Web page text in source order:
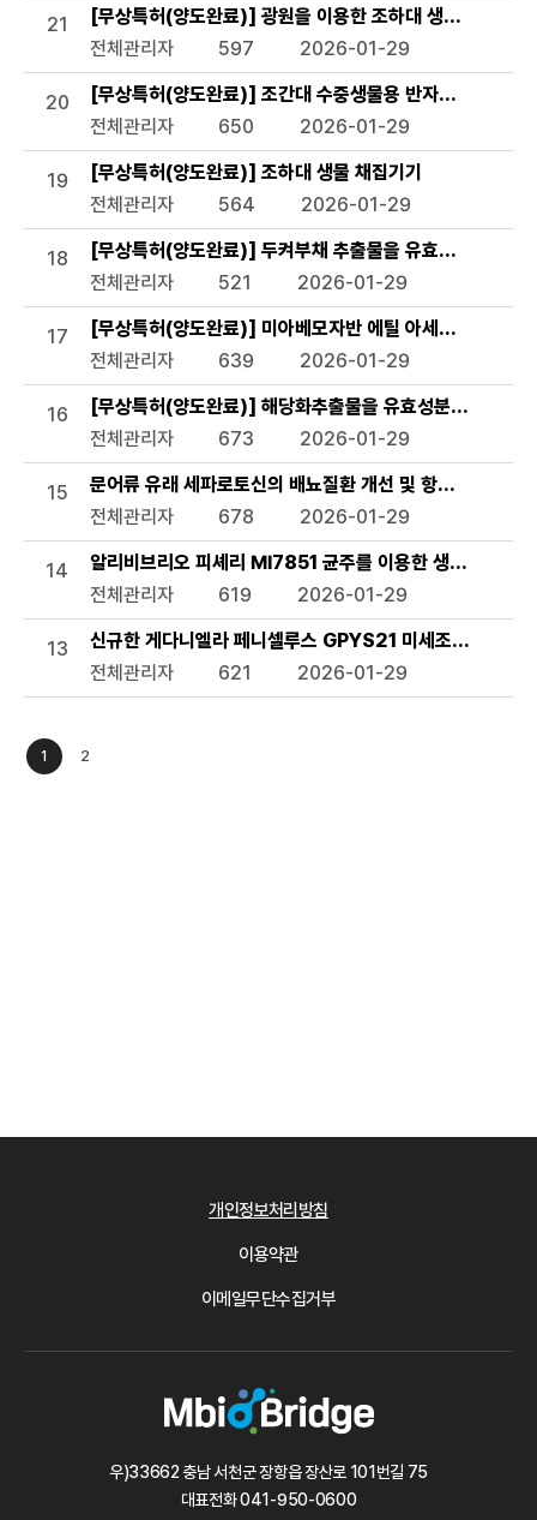
21
[무상특허(양도완료)] 광원을 이용한 조하대 생물 조사장비
전체관리자
597 2026-01-29
20
[무상특허(양도완료)] 조간대 수중생물용 반자동 채집기
전체관리자
650 2026-01-29
19
[무상특허(양도완료)] 조하대 생물 채집기기
전체관리자
564 2026-01-29
18
[무상특허(양도완료)] 두켜부채 추출물을 유효성분으로 함
전체관리자
521 2026-01-29
17
[무상특허(양도완료)] 미아베모자반 에틸 아세테이트 분
전체관리자
639 2026-01-29
16
[무상특허(양도완료)] 해당화추출물을 유효성분으로 함유
전체관리자
673 2026-01-29
15
문어류 유래 세파로토신의 배뇨질환 개선 및 항스트레스 용
전체관리자
678 2026-01-29
14
알리비브리오 피셰리 MI7851 균주를 이용한 생태독성 평
전체관리자
619 2026-01-29
13
신규한 게다니엘라 페니셀루스 GPYS21 미세조류 및 이의
전체관리자
621 2026-01-29
1 2
개인정보처리방침
이용약관
이메일무단수집거부
우)33662 충남 서천군 장항읍 장산로 101번길 75
대표전화041-950-0600